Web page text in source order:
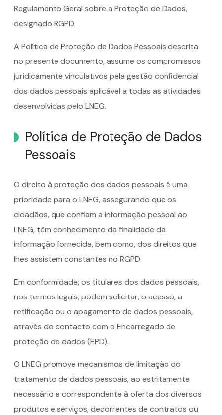
Regulamento Geral sobre a Proteção de Dados,
designado RGPD.
A Política de Proteção de Dados Pessoais descrita
no presente documento, assume os compromissos
juridicamente vinculativos pela gestão confidencial
dos dados pessoais aplicável a todas as atividades
desenvolvidas pelo LNEG.
Política de Proteção de Dados
Pessoais
O direito à proteção dos dados pessoais é uma
prioridade para o LNEG, assegurando que os
cidadãos, que confiam a informação pessoal ao
LNEG, têm conhecimento da finalidade da
informação fornecida, bem como, dos direitos que
lhes assistem constantes no RGPD.
Em conformidade, os titulares dos dados pessoais,
nos termos legais, podem solicitar, o acesso, a
retificação ou o apagamento de dados pessoais,
através do contacto com o Encarregado de
proteção de dados (EPD).
O LNEG promove mecanismos de limitação do
tratamento de dados pessoais, ao estritamente
necessário e correspondente à oferta dos diversos
produtos e serviços, decorrentes de contratos ou